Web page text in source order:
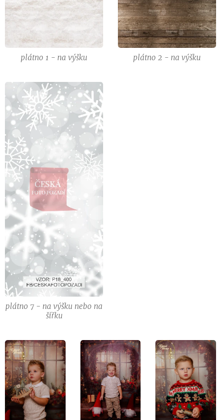
plátno 1 - na výšku plátno 2 - na výšku
plátno 7 - na výšku nebo na
šířku